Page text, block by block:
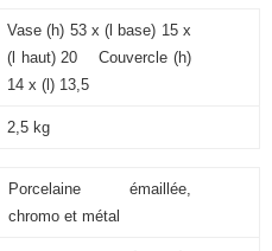
Vase (h) 53 x (l base) 15 x
(l haut) 20 Couvercle (h)
14 x (l) 13,5
2,5 kg
Porcelaine émaillée,
chromo et métal